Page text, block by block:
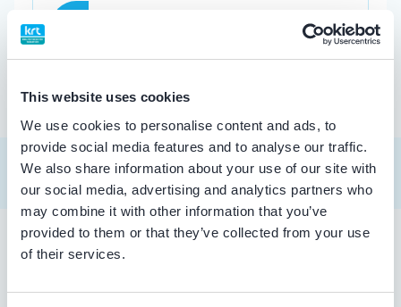
This website uses cookies
We use cookies to personalise content and ads, to
provide social media features and to analyse our traffic.
We also share information about your use of our site with
our social media, advertising and analytics partners who
may combine it with other information that you’ve
provided to them or that they’ve collected from your use
of their services.
Tandarts in Oldebroek